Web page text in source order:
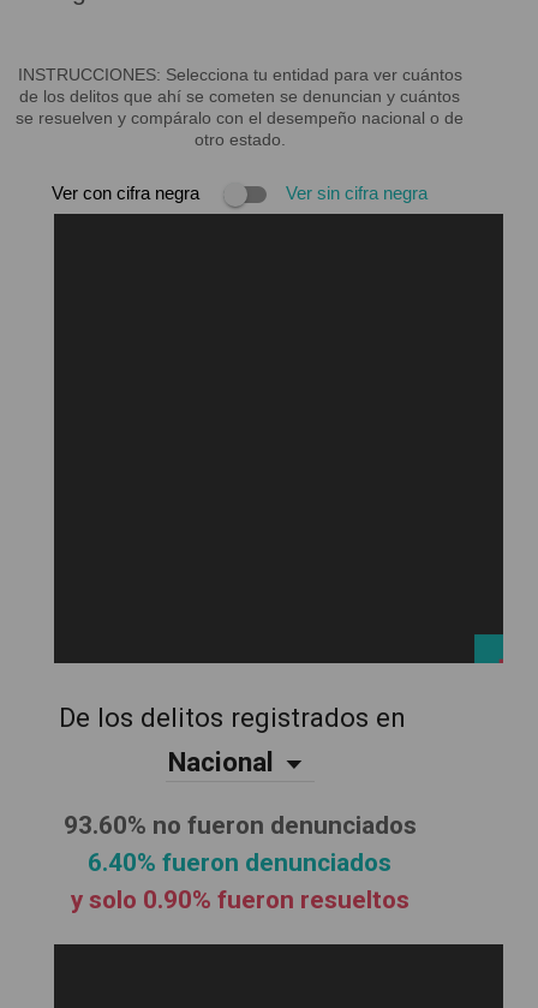
INSTRUCCIONES: Selecciona tu entidad para ver cuántos
de los delitos que ahí se cometen se denuncian y cuántos
se resuelven y compáralo con el desempeño nacional o de
otro estado.
Ver con cifra negra Ver sin cifra negra
De los delitos registrados en
Nacional
93.60% no fueron denunciados
6.40% fueron denunciados
y solo 0.90% fueron resueltos